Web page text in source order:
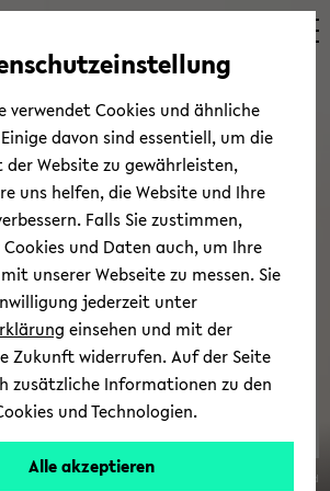
Automatische
vermeiden
zum
wechseln
zum
wechseln
zum
wechseln
Trans­fer
© Uni­ver­si­tät Bie­le­feld
verwendet Cookies und ähnliche
davon sind essentiell, um die
Website zu gewährleisten,
uns helfen, die Website und Ihre
Falls Sie zustimmen,
und Daten auch, um Ihre
unserer Webseite zu messen. Sie
jederzeit unter
einsehen und mit der
Zukunft widerrufen. Auf der Seite
zusätzliche Informationen zu den
und Technologien.
Alle akzeptieren